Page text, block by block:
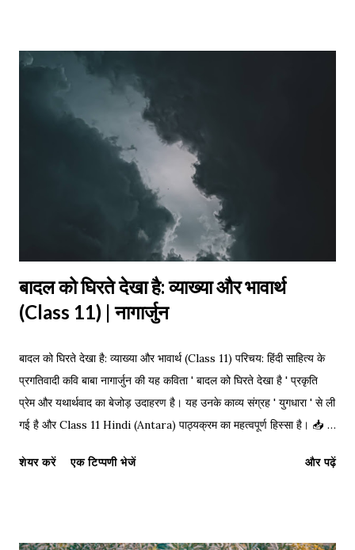
धीरे चलियौ ससुर गलिया। ससुर गलिया हो, भैंसूर गलिया, दुलहिन सासु सँ बोलियौ
मधुर बोलिया। दुलहिन धीरे-धीरे चलियौ ससुर गलिया। मधुर बोलिया हो, अनार
कलिया, मधुर बोलिया हो, अनार कलिया। दुलहिन ननदि के दियौ हजार डलिया,
दुलहिन धीरे-धीरे चलियौ ससुर गलिया। हजार डलिया हो, गुलाब कलिया, हजार
बादल को घिरते देखा है: व्याख्या और भावार्थ
(Class 11) | नागार्जुन
बादल को घिरते देखा है: व्याख्या और भावार्थ (Class 11) परिचय: हिंदी साहित्य के
प्रगतिवादी कवि बाबा नागार्जुन की यह कविता ' बादल को घिरते देखा है ' प्रकृति
प्रेम और यथार्थवाद का बेजोड़ उदाहरण है। यह उनके काव्य संग्रह ' युगधारा ' से ली
गई है और Class 11 Hindi (Antara) पाठ्यक्रम का महत्वपूर्ण हिस्सा है। 📥
परीक्षा उपयोगी: सप्रसंग व्याख्या का प्रारूप संदर्भ (Reference): प्रस्तुत पंक्तियाँ
शेयर करें एक टिप्पणी भेजें और पढ़ें